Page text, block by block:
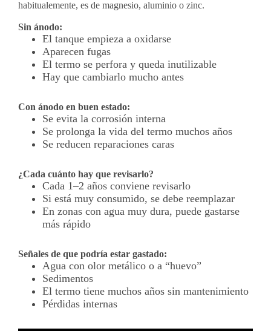
habitualemente, es de magnesio, aluminio o zinc.
Sin ánodo:
El tanque empieza a oxidarse
Aparecen fugas
El termo se perfora y queda inutilizable
Hay que cambiarlo mucho antes
Con ánodo en buen estado:
Se evita la corrosión interna
Se prolonga la vida del termo muchos años
Se reducen reparaciones caras
¿Cada cuánto hay que revisarlo?
Cada 1–2 años conviene revisarlo
Si está muy consumido, se debe reemplazar
En zonas con agua muy dura, puede gastarse
más rápido
Señales de que podría estar gastado:
Agua con olor metálico o a “huevo”
Sedimentos
El termo tiene muchos años sin mantenimiento
Pérdidas internas